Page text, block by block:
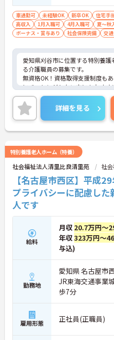
車通勤可 未経験OK 新卒OK 住宅手
高収入
1月入職可 4月入職可 夏～秋
ボーナス・賞与あり
社会保険完備 交
愛知県刈谷市に位置する特別養護
る介護職員の募集です。
無資格OK！資格取得支援制度も
にチャレンジしたい方にもおす
昇給・賞与あり！あなたの頑張り
ので、お仕事のモチベーションア
ます♪
ご興味のある方には面接ポイント
で、お気軽にお問い合わせくださ
詳細を見る
特別養護老人ホーム（特養）
社会福祉法人清里比良清里苑 社
【名古屋市西区】平成
プライバシーに配慮し
人です
給料
月収 20.7万円～
年収323万円～
与込)
勤務地
愛知県 名古屋市
JR東海交通事業
歩7分
雇用形態 正社員(正職員)